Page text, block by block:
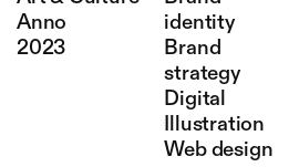
Anno
2023
identity
Brand
strategy
Digital
Illustration
Web design